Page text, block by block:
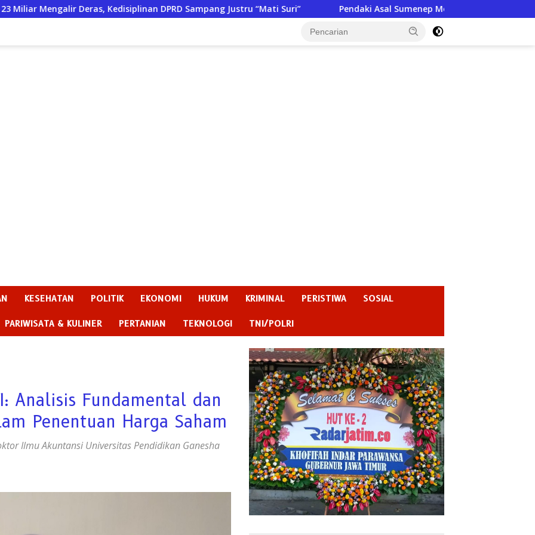
Kedisiplinan DPRD Sampang Justru “Mati Suri” Pendaki Asal Sumenep Meninggal di Gunung Argopuro, BKSDA
KESEHATAN POLITIK EKONOMI HUKUM KRIMINAL PERISTIWA SOSIAL
PARIWISATA & KULINER PERTANIAN TEKNOLOGI TNI/POLRI
Analisis Fundamental dan
Penentuan Harga Saham
Ilmu Akuntansi Universitas Pendidikan Ganesha